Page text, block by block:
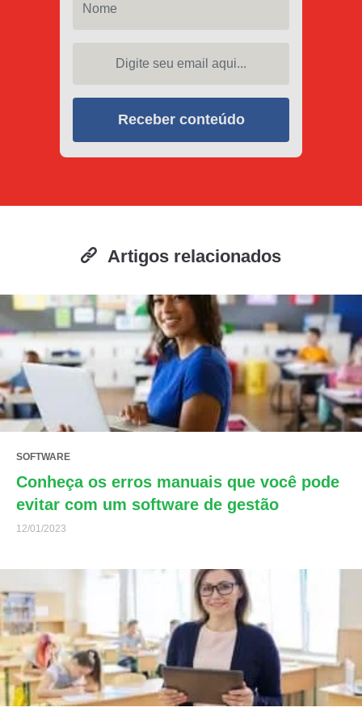
Receber conteúdo
Artigos relacionados
SOFTWARE
Conheça os erros manuais que você pode
evitar com um software de gestão
12/01/2023